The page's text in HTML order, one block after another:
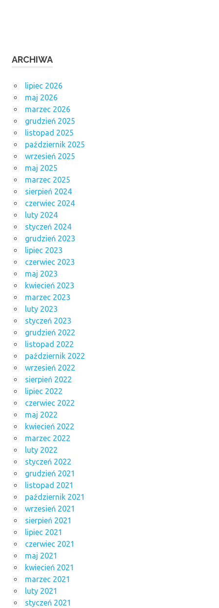
ARCHIWA
lipiec 2026
maj 2026
marzec 2026
grudzień 2025
listopad 2025
październik 2025
wrzesień 2025
maj 2025
marzec 2025
sierpień 2024
czerwiec 2024
luty 2024
styczeń 2024
grudzień 2023
lipiec 2023
czerwiec 2023
maj 2023
kwiecień 2023
marzec 2023
luty 2023
styczeń 2023
grudzień 2022
listopad 2022
październik 2022
wrzesień 2022
sierpień 2022
lipiec 2022
czerwiec 2022
maj 2022
kwiecień 2022
marzec 2022
luty 2022
styczeń 2022
grudzień 2021
listopad 2021
październik 2021
wrzesień 2021
sierpień 2021
lipiec 2021
czerwiec 2021
maj 2021
kwiecień 2021
marzec 2021
luty 2021
styczeń 2021